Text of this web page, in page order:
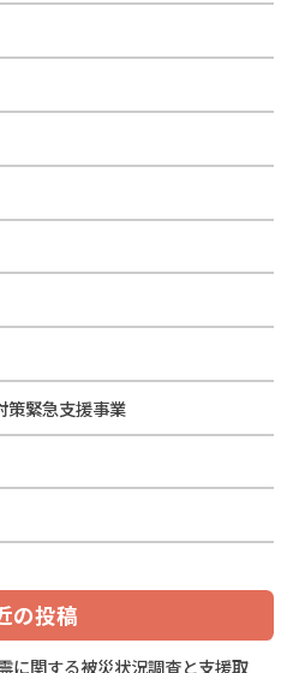
策緊急支援事業
の投稿
に関する被災状況調査と支援取